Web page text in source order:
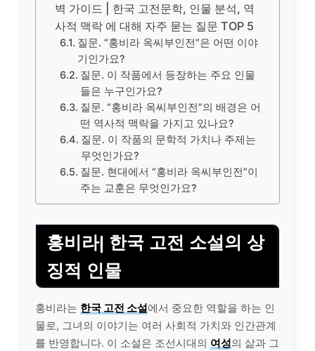
벽 가이드 | 한국 고전문학, 인물 분석, 역
사적 맥락 에 대해 자주 묻는 질문 TOP 5
질문. “홍비라 옥씨부인전”은 어떤 이야
기인가요?
질문. 이 작품에서 등장하는 주요 인물
들은 누구인가요?
질문. “홍비라 옥씨부인전”의 배경은 어
떤 역사적 맥락을 가지고 있나요?
질문. 이 작품의 문학적 가치나 주제는
무엇인가요?
질문. 현대에서 “홍비라 옥씨부인전”이
주는 교훈은 무엇인가요?
홍비라| 한국 고전 소설의 상
징적 인물
홍비라는 한국 고전 소설에서 중요한 역할을 하는 인
물로, 그녀의 이야기는 여러 사회적 가치와 인간관계
를 반영합니다. 이 소설은 조선시대의 여성의 삶과 그